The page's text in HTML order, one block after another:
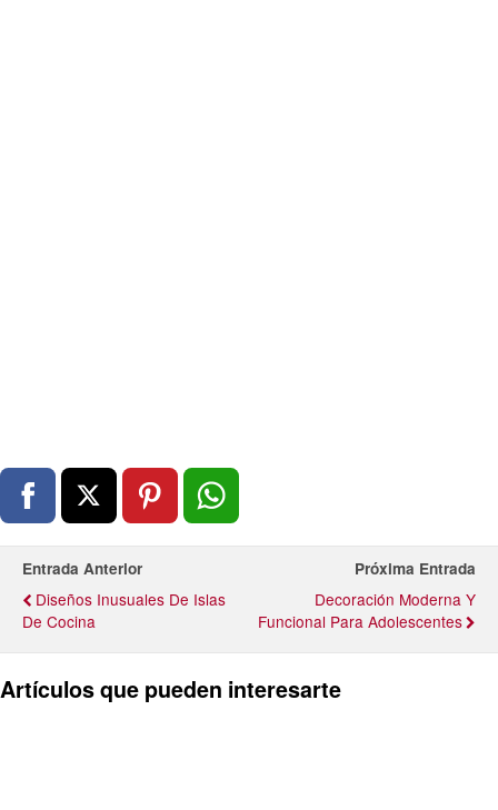
Entrada Anterior
Diseños Inusuales De Islas
De Cocina
Próxima Entrada
Decoración Moderna Y
Funcional Para Adolescentes
Artículos que pueden interesarte